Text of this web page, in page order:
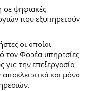
σε ψηφιακές
που εξυπηρετούν
οι οποίοι
τον Φορέα υπηρεσίες
για την επεξεργασία
και μόνο